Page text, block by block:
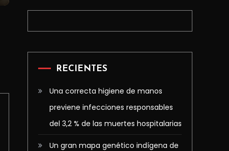
RECIENTES
Una correcta higiene de manos
previene infecciones responsables
del 3,2 % de las muertes hospitalarias
Un gran mapa genético indígena de